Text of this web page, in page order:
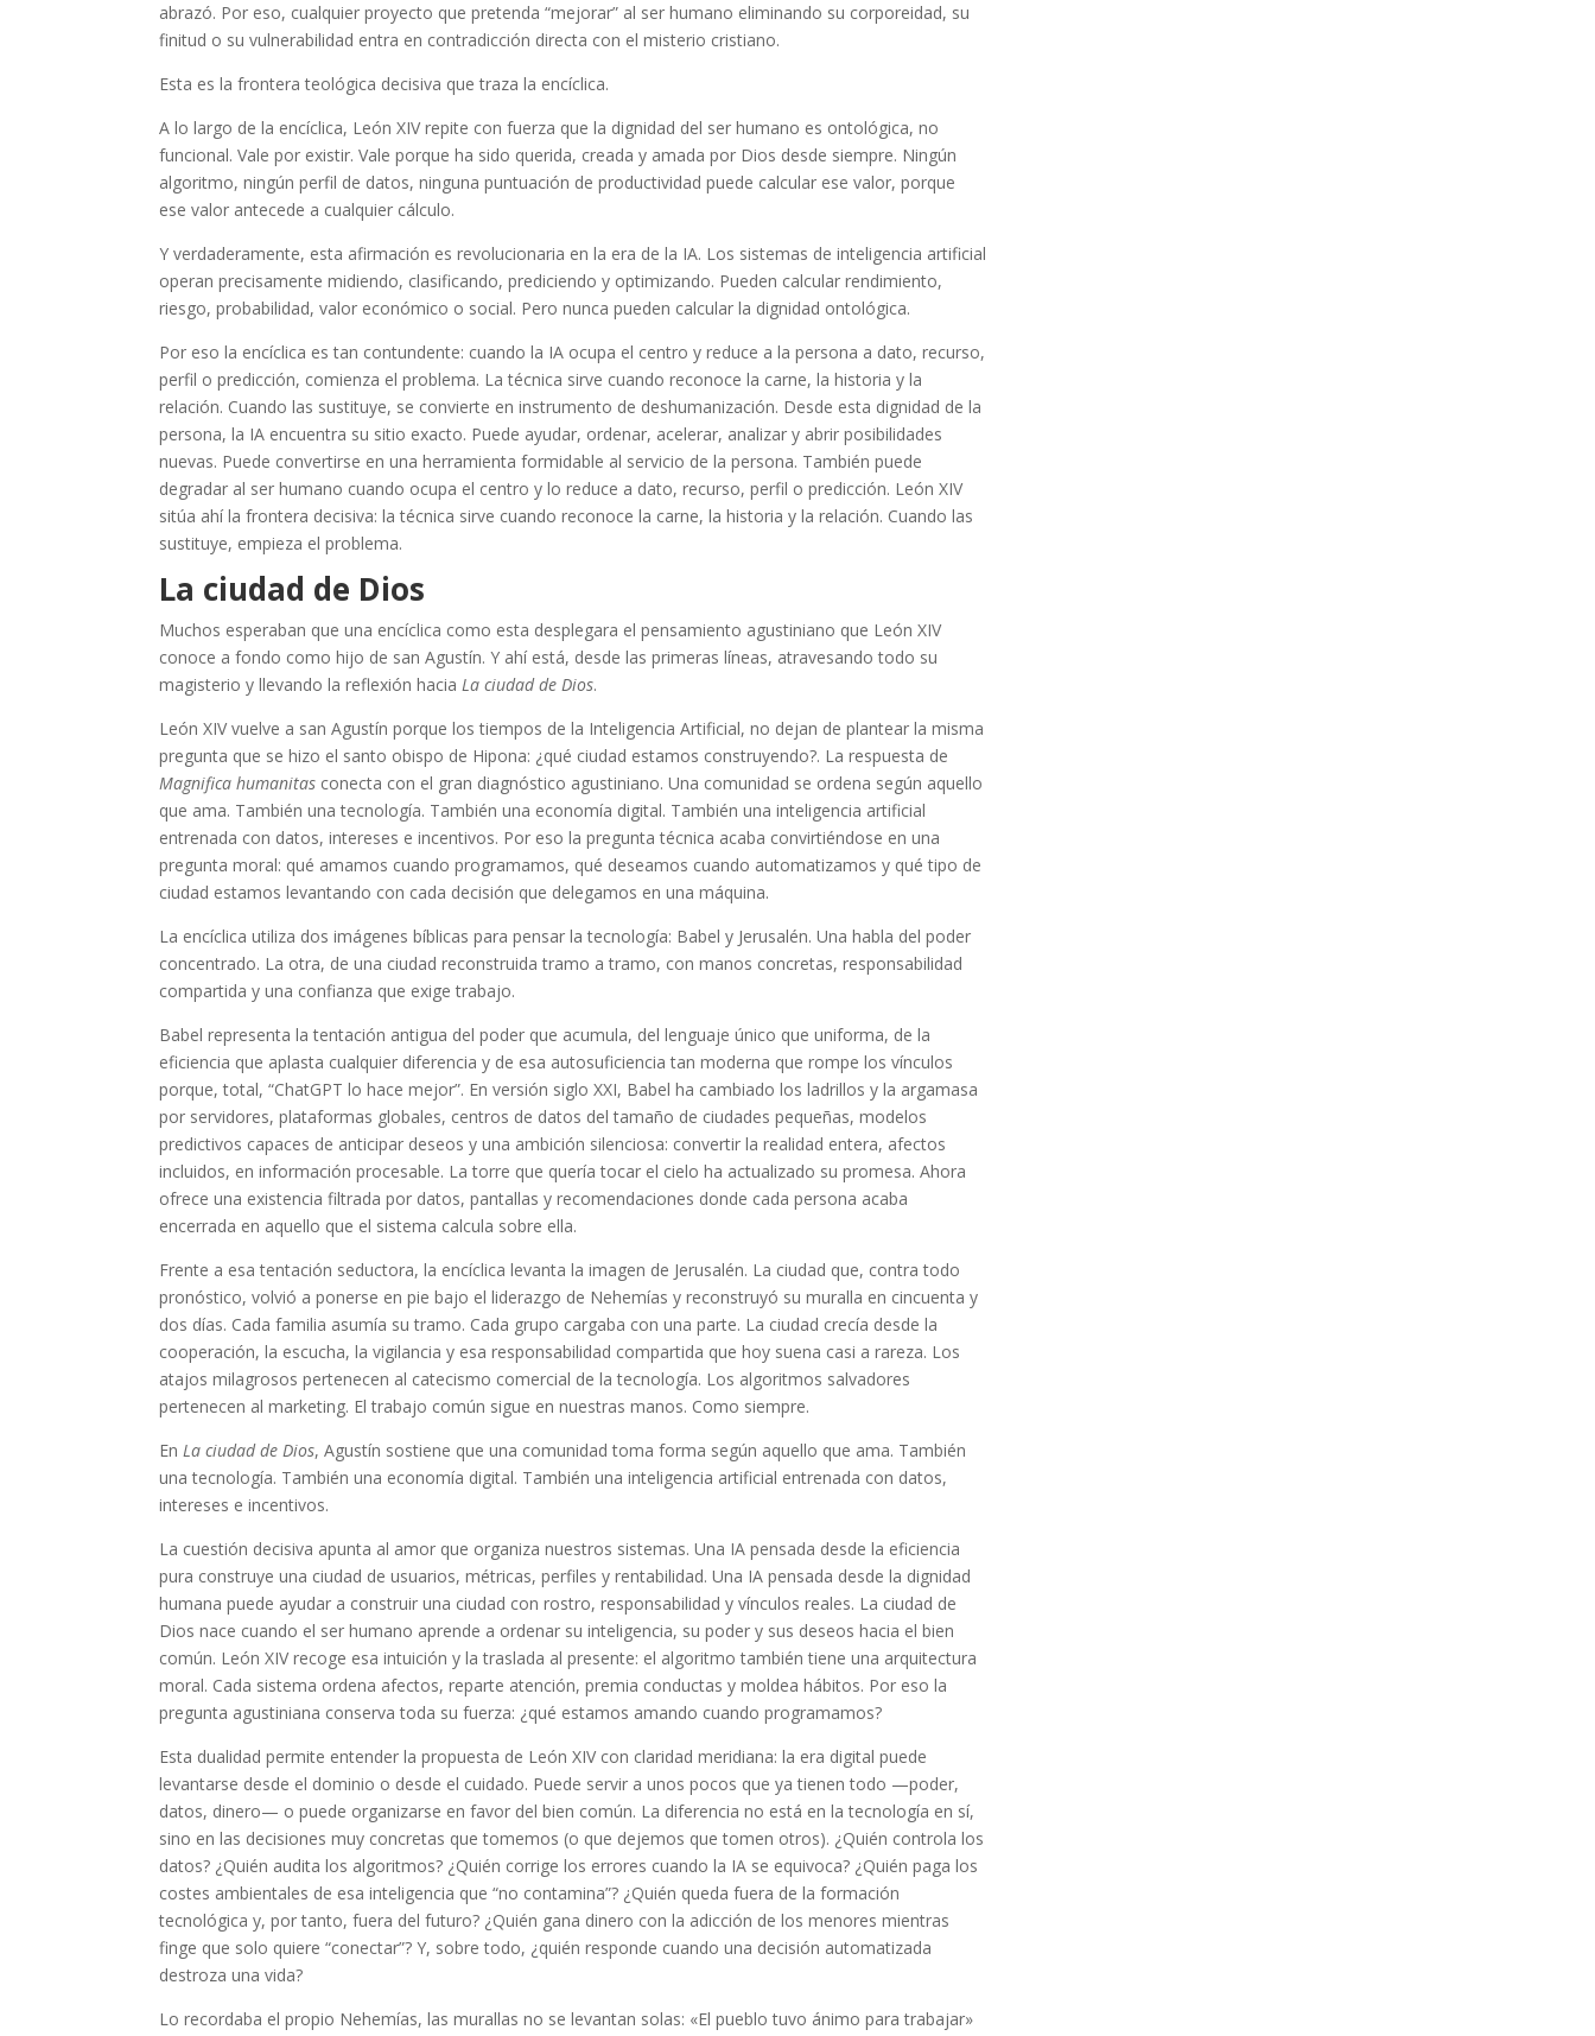
abrazó. Por eso, cualquier proyecto que pretenda “mejorar” al ser humano eliminando su corporeidad, su
finitud o su vulnerabilidad entra en contradicción directa con el misterio cristiano.
Esta es la frontera teológica decisiva que traza la encíclica.
A lo largo de la encíclica, León XIV repite con fuerza que la dignidad del ser humano es ontológica, no
funcional. Vale por existir. Vale porque ha sido querida, creada y amada por Dios desde siempre. Ningún
algoritmo, ningún perfil de datos, ninguna puntuación de productividad puede calcular ese valor, porque
ese valor antecede a cualquier cálculo.
Y verdaderamente, esta afirmación es revolucionaria en la era de la IA. Los sistemas de inteligencia artificial
operan precisamente midiendo, clasificando, prediciendo y optimizando. Pueden calcular rendimiento,
riesgo, probabilidad, valor económico o social. Pero nunca pueden calcular la dignidad ontológica.
Por eso la encíclica es tan contundente: cuando la IA ocupa el centro y reduce a la persona a dato, recurso,
perfil o predicción, comienza el problema. La técnica sirve cuando reconoce la carne, la historia y la
relación. Cuando las sustituye, se convierte en instrumento de deshumanización. Desde esta dignidad de la
persona, la IA encuentra su sitio exacto. Puede ayudar, ordenar, acelerar, analizar y abrir posibilidades
nuevas. Puede convertirse en una herramienta formidable al servicio de la persona. También puede
degradar al ser humano cuando ocupa el centro y lo reduce a dato, recurso, perfil o predicción. León XIV
sitúa ahí la frontera decisiva: la técnica sirve cuando reconoce la carne, la historia y la relación. Cuando las
sustituye, empieza el problema.
La ciudad de Dios
Muchos esperaban que una encíclica como esta desplegara el pensamiento agustiniano que León XIV
conoce a fondo como hijo de san Agustín. Y ahí está, desde las primeras líneas, atravesando todo su
magisterio y llevando la reflexión haciaLa ciudad de Dios.
León XIV vuelve a san Agustín porque los tiempos de la Inteligencia Artificial, no dejan de plantear la misma
pregunta que se hizo el santo obispo de Hipona: ¿qué ciudad estamos construyendo?. La respuesta de
Magnifica humanitas conecta con el gran diagnóstico agustiniano. Una comunidad se ordena según aquello
que ama. También una tecnología. También una economía digital. También una inteligencia artificial
entrenada con datos, intereses e incentivos. Por eso la pregunta técnica acaba convirtiéndose en una
pregunta moral: qué amamos cuando programamos, qué deseamos cuando automatizamos y qué tipo de
ciudad estamos levantando con cada decisión que delegamos en una máquina.
La encíclica utiliza dos imágenes bíblicas para pensar la tecnología: Babel y Jerusalén. Una habla del poder
concentrado. La otra, de una ciudad reconstruida tramo a tramo, con manos concretas, responsabilidad
compartida y una confianza que exige trabajo.
Babel representa la tentación antigua del poder que acumula, del lenguaje único que uniforma, de la
eficiencia que aplasta cualquier diferencia y de esa autosuficiencia tan moderna que rompe los vínculos
porque, total, “ChatGPT lo hace mejor”. En versión siglo XXI, Babel ha cambiado los ladrillos y la argamasa
por servidores, plataformas globales, centros de datos del tamaño de ciudades pequeñas, modelos
predictivos capaces de anticipar deseos y una ambición silenciosa: convertir la realidad entera, afectos
incluidos, en información procesable. La torre que quería tocar el cielo ha actualizado su promesa. Ahora
ofrece una existencia filtrada por datos, pantallas y recomendaciones donde cada persona acaba
encerrada en aquello que el sistema calcula sobre ella.
Frente a esa tentación seductora, la encíclica levanta la imagen de Jerusalén. La ciudad que, contra todo
pronóstico, volvió a ponerse en pie bajo el liderazgo de Nehemías y reconstruyó su muralla en cincuenta y
dos días. Cada familia asumía su tramo. Cada grupo cargaba con una parte. La ciudad crecía desde la
cooperación, la escucha, la vigilancia y esa responsabilidad compartida que hoy suena casi a rareza. Los
atajos milagrosos pertenecen al catecismo comercial de la tecnología. Los algoritmos salvadores
pertenecen al marketing. El trabajo común sigue en nuestras manos. Como siempre.
EnLa ciudad de Dios, Agustín sostiene que una comunidad toma forma según aquello que ama. También
una tecnología. También una economía digital. También una inteligencia artificial entrenada con datos,
intereses e incentivos.
La cuestión decisiva apunta al amor que organiza nuestros sistemas. Una IA pensada desde la eficiencia
pura construye una ciudad de usuarios, métricas, perfiles y rentabilidad. Una IA pensada desde la dignidad
humana puede ayudar a construir una ciudad con rostro, responsabilidad y vínculos reales. La ciudad de
Dios nace cuando el ser humano aprende a ordenar su inteligencia, su poder y sus deseos hacia el bien
común. León XIV recoge esa intuición y la traslada al presente: el algoritmo también tiene una arquitectura
moral. Cada sistema ordena afectos, reparte atención, premia conductas y moldea hábitos. Por eso la
pregunta agustiniana conserva toda su fuerza: ¿qué estamos amando cuando programamos?
Esta dualidad permite entender la propuesta de León XIV con claridad meridiana: la era digital puede
levantarse desde el dominio o desde el cuidado. Puede servir a unos pocos que ya tienen todo —poder,
datos, dinero— o puede organizarse en favor del bien común. La diferencia no está en la tecnología en sí,
sino en las decisiones muy concretas que tomemos (o que dejemos que tomen otros). ¿Quién controla los
datos? ¿Quién audita los algoritmos? ¿Quién corrige los errores cuando la IA se equivoca? ¿Quién paga los
costes ambientales de esa inteligencia que “no contamina”? ¿Quién queda fuera de la formación
tecnológica y, por tanto, fuera del futuro? ¿Quién gana dinero con la adicción de los menores mientras
finge que solo quiere “conectar”? Y, sobre todo, ¿quién responde cuando una decisión automatizada
destroza una vida?
Lo recordaba el propio Nehemías, las murallas no se levantan solas: «El pueblo tuvo ánimo para trabajar»